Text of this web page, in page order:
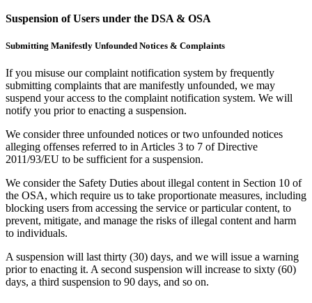
Suspension of Users under the DSA & OSA
Submitting Manifestly Unfounded Notices & Complaints
If you misuse our complaint notification system by frequently
submitting complaints that are manifestly unfounded, we may
suspend your access to the complaint notification system. We will
notify you prior to enacting a suspension.
We consider three unfounded notices or two unfounded notices
alleging offenses referred to in Articles 3 to 7 of Directive
2011/93/EU to be sufficient for a suspension.
We consider the Safety Duties about illegal content in Section 10 of
the OSA, which require us to take proportionate measures, including
blocking users from accessing the service or particular content, to
prevent, mitigate, and manage the risks of illegal content and harm
to individuals.
A suspension will last thirty (30) days, and we will issue a warning
prior to enacting it. A second suspension will increase to sixty (60)
days, a third suspension to 90 days, and so on.